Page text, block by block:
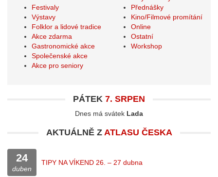
Festivaly
Výstavy
Folklor a lidové tradice
Akce zdarma
Gastronomické akce
Společenské akce
Akce pro seniory
Přednášky
Kino/Filmové promítání
Online
Ostatní
Workshop
PÁTEK 7. SRPEN
Dnes má svátek Lada
AKTUÁLNĚ Z ATLASU ČESKA
24
duben
TIPY NA VÍKEND 26. – 27 dubna